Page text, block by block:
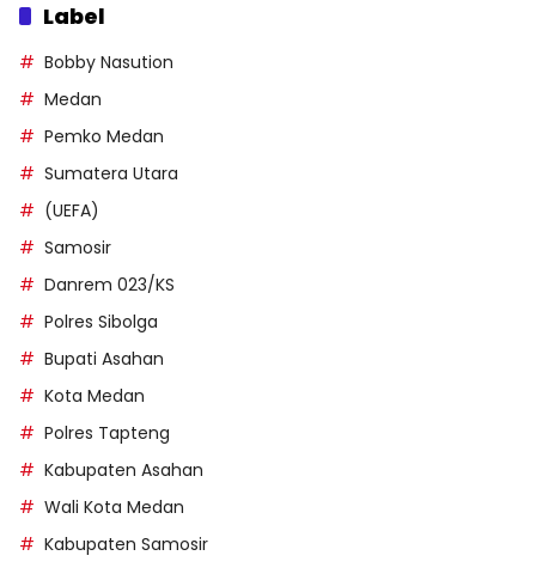
Label
Bobby Nasution
Medan
Pemko Medan
Sumatera Utara
(UEFA)
Samosir
Danrem 023/KS
Polres Sibolga
Bupati Asahan
Kota Medan
Polres Tapteng
Kabupaten Asahan
Wali Kota Medan
Kabupaten Samosir